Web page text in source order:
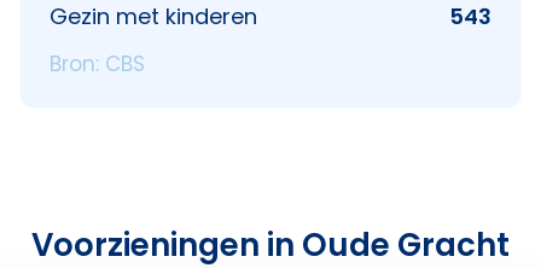
Gezin met kinderen
543
Bron: CBS
Voorzieningen in Oude Gracht